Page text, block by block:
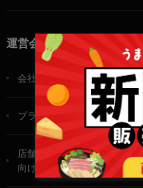
運営会社
会社概要
プライバシーポリシー
店舗・法人・生産者様
向けのお問い合わせ